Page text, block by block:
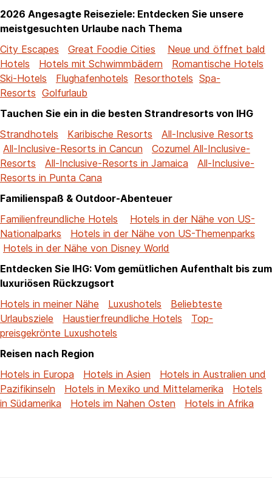
2026 Angesagte Reiseziele: Entdecken Sie unsere
meistgesuchten Urlaube nach Thema
City Escapes
Great Foodie Cities
Neue und öffnet bald
Hotels
Hotels mit Schwimmbädern
Romantische Hotels
Ski-Hotels
Flughafenhotels Resorthotels Spa-
Resorts Golfurlaub
Tauchen Sie ein in die besten Strandresorts von IHG
Strandhotels
Karibische Resorts
All-Inclusive Resorts
All-Inclusive-Resorts in Cancun
Cozumel All-Inclusive-
Resorts
All-Inclusive-Resorts in Jamaica
All-Inclusive-
Resorts in Punta Cana
Familienspaß & Outdoor-Abenteuer
Familienfreundliche Hotels
Hotels in der Nähe von US-
Nationalparks
Hotels in der Nähe von US-Themenparks
Hotels in der Nähe von Disney World
Entdecken Sie IHG: Vom gemütlichen Aufenthalt bis zum
luxuriösen Rückzugsort
Hotels in meiner Nähe
Luxushotels
Beliebteste
Urlaubsziele
Haustierfreundliche Hotels
Top-
preisgekrönte Luxushotels
Reisen nach Region
Hotels in Europa
Hotels in Asien
Hotels in Australien und
Pazifikinseln
Hotels in Mexiko und Mittelamerika
Hotels
in Südamerika
Hotels im Nahen Osten Hotels in Afrika